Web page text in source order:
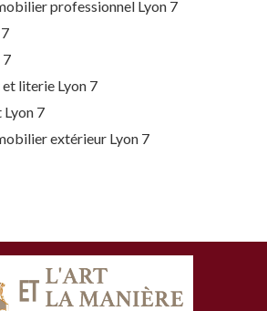
professionnel Lyon 7
7
literie Lyon 7
7
extérieur Lyon 7